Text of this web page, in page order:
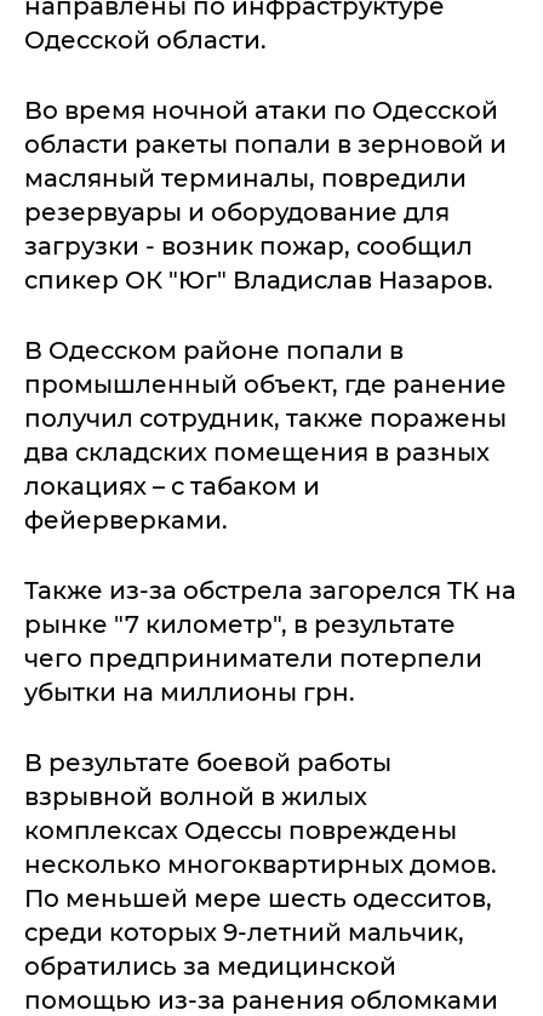
направлены по инфраструктуре
Одесской области.
Во время ночной атаки по Одесской
области ракеты попали в зерновой и
масляный терминалы, повредили
резервуары и оборудование для
загрузки - возник пожар, сообщил
спикер ОК "Юг" Владислав Назаров.
В Одесском районе попали в
промышленный объект, где ранение
получил сотрудник, также поражены
два складских помещения в разных
локациях – с табаком и
фейерверками.
Также из-за обстрела загорелся ТК на
рынке "7 километр", в результате
чего предприниматели потерпели
убытки на миллионы грн.
В результате боевой работы
взрывной волной в жилых
комплексах Одессы повреждены
несколько многоквартирных домов.
По меньшей мере шесть одесситов,
среди которых 9-летний мальчик,
обратились за медицинской
помощью из-за ранения обломками